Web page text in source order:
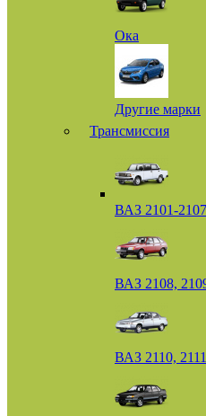
Ока
Другие марки
Трансмиссия
ВАЗ 2101-2107
ВАЗ 2108,
ВАЗ 2110,